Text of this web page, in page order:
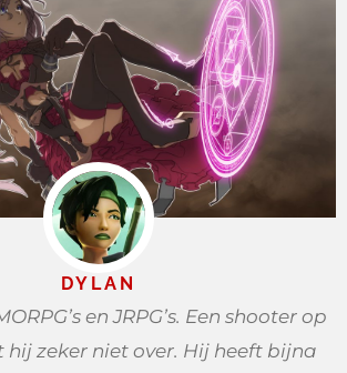
DYLAN
en JRPG’s. Een shooter op
zeker niet over. Hij heeft bijna